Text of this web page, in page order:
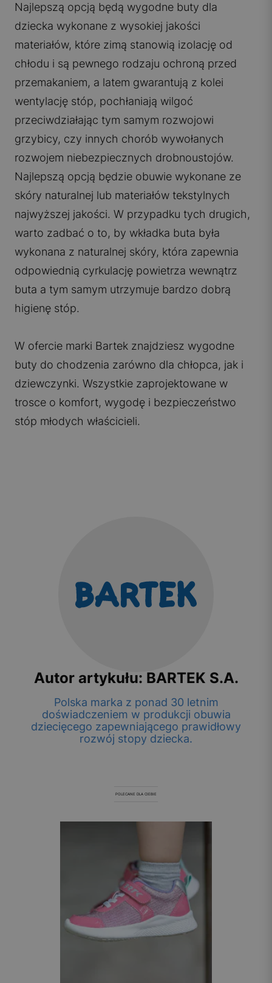
Najlepszą opcją będą wygodne buty dla
dziecka wykonane z wysokiej jakości
materiałów, które zimą stanowią izolację od
chłodu i są pewnego rodzaju ochroną przed
przemakaniem, a latem gwarantują z kolei
wentylację stóp, pochłaniają wilgoć
przeciwdziałając tym samym rozwojowi
grzybicy, czy innych chorób wywołanych
rozwojem niebezpiecznych drobnoustojów.
Najlepszą opcją będzie obuwie wykonane ze
skóry naturalnej lub materiałów tekstylnych
najwyższej jakości. W przypadku tych drugich,
warto zadbać o to, by wkładka buta była
wykonana z naturalnej skóry, która zapewnia
odpowiednią cyrkulację powietrza wewnątrz
buta a tym samym utrzymuje bardzo dobrą
higienę stóp.
W ofercie marki Bartek znajdziesz wygodne
buty do chodzenia zarówno dla chłopca, jak i
dziewczynki. Wszystkie zaprojektowane w
trosce o komfort, wygodę i bezpieczeństwo
stóp młodych właścicieli.
Autor artykułu: BARTEK S.A.
Polska marka z ponad 30 letnim
doświadczeniem w produkcji obuwia
dziecięcego zapewniającego prawidłowy
rozwój stopy dziecka.
POLECANE DLA CIEBIE